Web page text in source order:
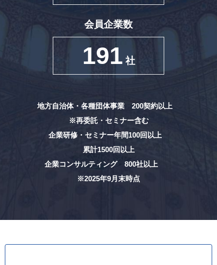
会員企業数
191 社
地方自治体・各種団体事業 200契約以上
※再委託・セミナー含む
企業研修・セミナー年間100回以上
累計1500回以上
企業コンサルティング 800社以上
※2025年9月末時点